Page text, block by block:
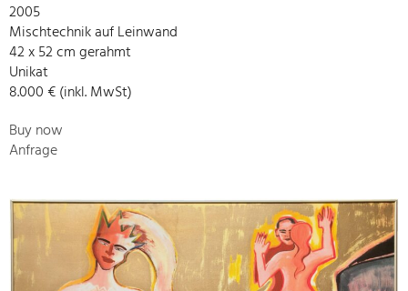
2005
Mischtechnik auf Leinwand
42 x 52 cm gerahmt
Unikat
8.000 € (inkl. MwSt)
Buy now
Anfrage